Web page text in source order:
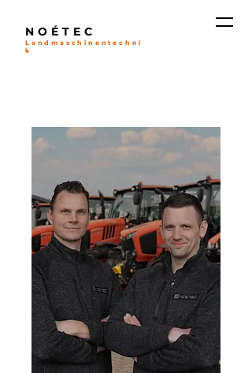
NOÉTEC
Landmaschinentechni
k